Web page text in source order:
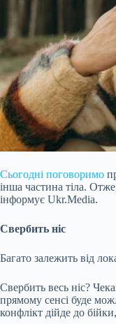
Сьогодні поговоримо
інша частина тіла.
інформує Ukr.Media.
Свербить ніс
Багато залежить від
Свербить весь ніс?
прямому сенсі буде
конфлікт дійде до